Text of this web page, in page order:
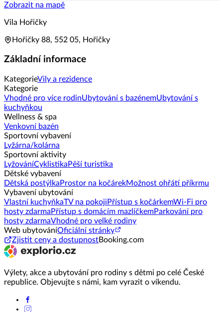
Zobrazit na mapě
Vila Hořičky
Hořičky 88, 552 05, Hořičky
Základní informace
KategorieVily a rezidence
Kategorie
Vhodné pro více rodinUbytování s bazénemUbytování s
kuchyňkou
Wellness & spa
Venkovní bazén
Sportovní vybavení
Lyžárna/kolárna
Sportovní aktivity
LyžováníCyklistika Pěší turistika
Dětské vybavení
Dětská postýlka Prostor na kočárekMožnost ohřátí příkrmu
Vybavení ubytování
Vlastní kuchyňkaTV na pokoji Přístup s kočárkemWi-Fi pro
hosty zdarma Přístup s domácím mazlíčkemParkování pro
hosty zdarmaVhodné pro velké rodiny
Web ubytováníOficiální stránky
Zjistit ceny a dostupnostBooking.com
Výlety, akce a ubytování pro rodiny s dětmi po celé České
republice. Objevujte s námi, kam vyrazit o víkendu.